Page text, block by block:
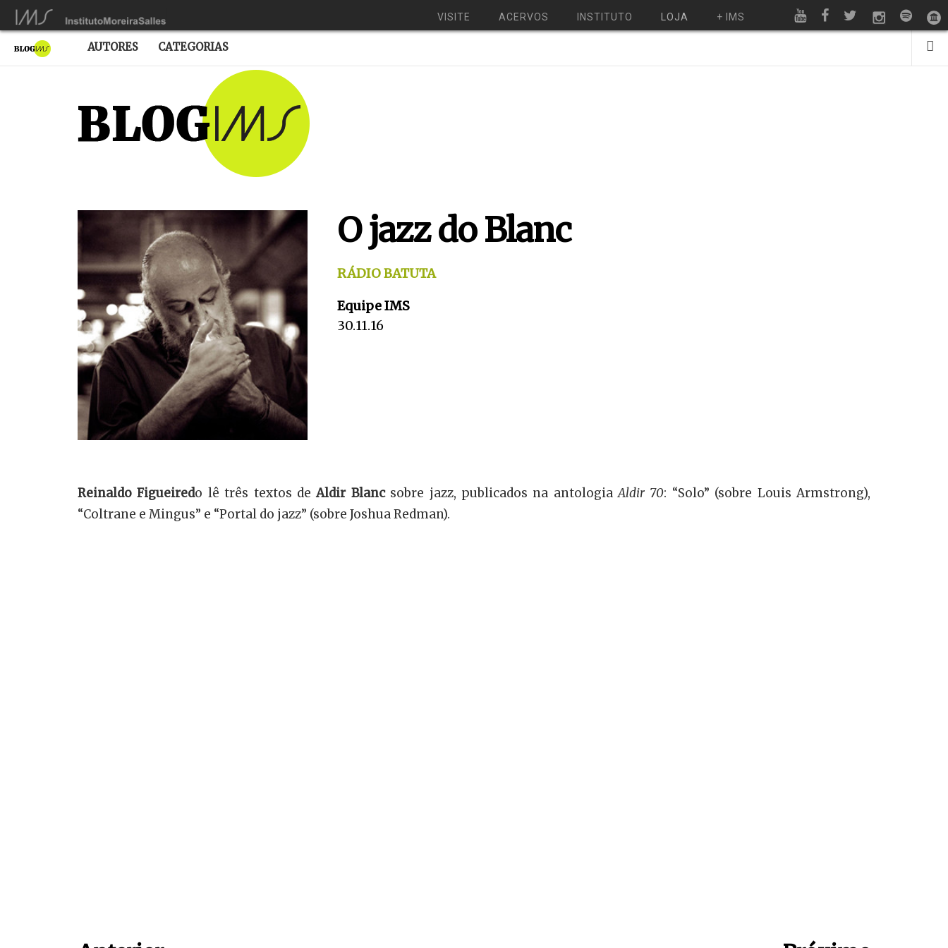
VISITE ACERVOS INSTITUTO LOJA + IMS
AUTORES CATEGORIAS
O jazz do Blanc
RÁDIO BATUTA
Equipe IMS
30.11.16
Reinaldo Figueiredo lê três textos deAldir Blancsobre jazz, publicados na antologiaAldir 70: “Solo” (sobre Louis Armstrong),
“Coltrane e Mingus” e “Portal do jazz” (sobre Joshua Redman).